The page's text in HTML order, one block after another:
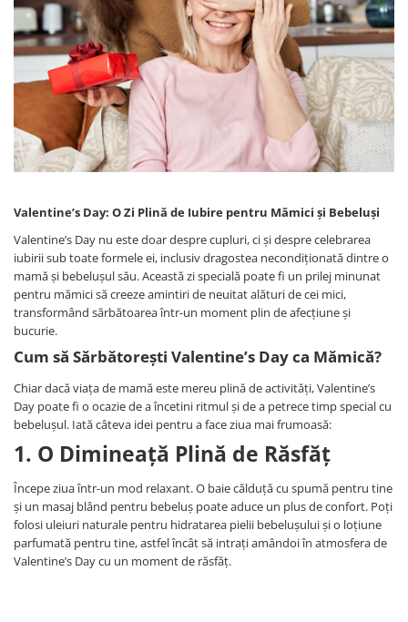
Huse Patut
Pernute si Pilote Patut Bebelusi
Perne
Perne Antireflux
Pentru Cap
Pentru Formarea Capului la
Bebelusi
Pernute
Aparatori
120x60
140x70
Baieti
Laterale
Seturi
Individuale
Babynest
Absorbante
Albe
Baietei
Botez
Cearsafuri Impermeabile
Perne
1 An
2 Ani
Pilota Copii
Set Pilote + Perna 1 Persoana
Cocolino
Impermeabile
Muselina
cu Pisici
Pufoase
De Somn
Copii
Scaune
Prosoape
Personalizate
Personalizati
Saculeti
Bumbac
Panza
Personalizati
Paturi
Stivuibile
Saltele
Patuturi
Paturi Rabatabile
Paturi Stivuibile
Vestute
CRESA
Lenjerii
Saculeti
Ghiozdane
Casa
Cu Elastic
Cu Elastic 160x200
Damasc
Damasc - Alb
Damasc - cu Elastic
De Calitate
Hotel
Satin
Huse de Pat
Cu Elastic
Cu Elastic - Ieftine
Cearceafuri
Alb
Bumbac
cu Elastic
fara Elastic
Impermeabil 160/200
Perne
Canapea
Cu Memorie
De Dormit
Prosop Copii
Pufoase
Set Bumbac
Set Halat
Halat de Baie
Alb
Bebelusi
Bebelusi 6 Luni
Bumbac
Bumbac - Dama
Copii
Copii 1 An
Copii 1-2 Ani
Copii 2-3 Ani
Copii 5-6 Ani
Copii - Bumbac
Cu Gluga
Fete
Fetite
Ieftine
Set
Valentine’s Day: O Zi Plină de Iubire pentru Mămici și Bebeluși
Valentine’s Day nu este doar despre cupluri, ci și despre celebrarea
iubirii sub toate formele ei, inclusiv dragostea necondiționată dintre o
mamă și bebelușul său. Această zi specială poate fi un prilej minunat
pentru mămici să creeze amintiri de neuitat alături de cei mici,
transformând sărbătoarea într-un moment plin de afecțiune și
bucurie.
Cum să Sărbătorești Valentine’s Day ca Mămică?
Chiar dacă viața de mamă este mereu plină de activități, Valentine’s
Day poate fi o ocazie de a încetini ritmul și de a petrece timp special cu
bebelușul. Iată câteva idei pentru a face ziua mai frumoasă:
1. O Dimineață Plină de Răsfăț
Începe ziua într-un mod relaxant. O baie călduță cu spumă pentru tine
și un masaj blând pentru bebeluș poate aduce un plus de confort. Poți
folosi uleiuri naturale pentru hidratarea pielii bebelușului și o loțiune
parfumată pentru tine, astfel încât să intrați amândoi în atmosfera de
Valentine’s Day cu un moment de răsfăț.